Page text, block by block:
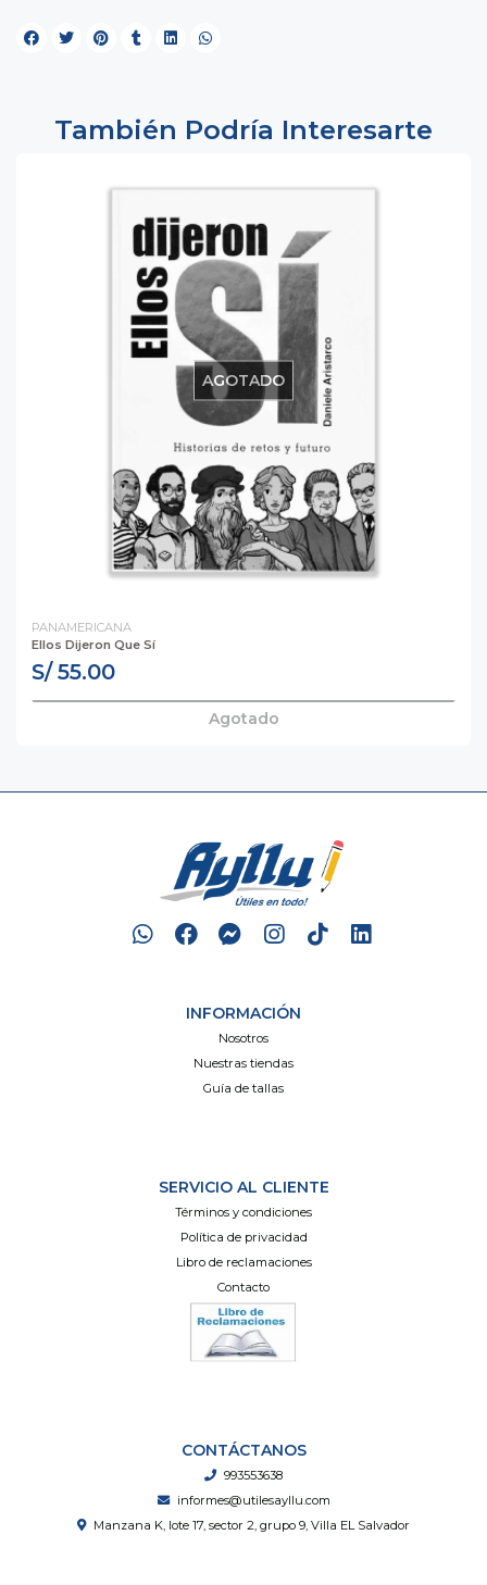
También Podría Interesarte
AGOTADO
PANAMERICANA
Ellos Dijeron Que Sí
S/ 55.00
Agotado
INFORMACIÓN
Nosotros
Nuestras tiendas
Guía de tallas
SERVICIO AL CLIENTE
Términos y condiciones
Política de privacidad
Libro de reclamaciones
Contacto
CONTÁCTANOS
993553638
informes@utilesayllu.com
Manzana K, lote 17, sector 2, grupo 9, Villa EL Salvador